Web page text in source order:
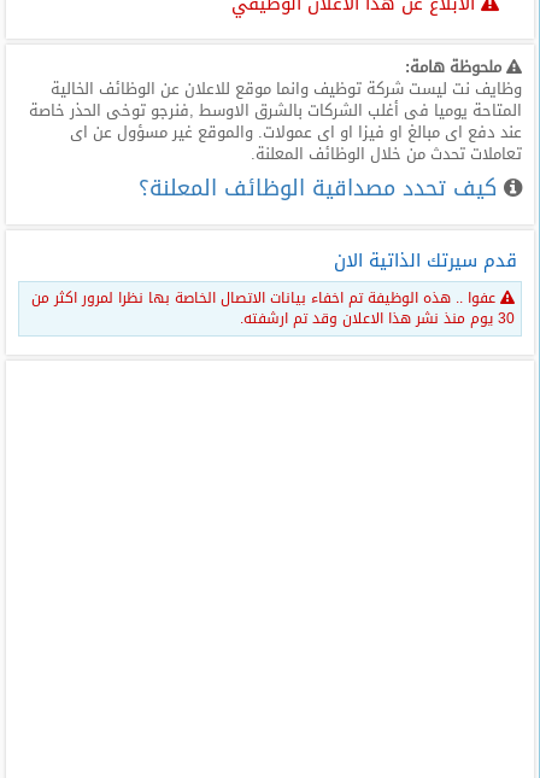
ملحوظة هامة:
وظايف نت ليست شركة توظيف وانما موقع للاعلان عن الوظائف الخالية
المتاحة يوميا فى أغلب الشركات بالشرق الاوسط ,فنرجو توخى الحذر خاصة
عند دفع اى مبالغ او فيزا او اى عمولات. والموقع غير مسؤول عن اى
تعاملات تحدث من خلال الوظائف المعلنة.
كيف تحدد مصداقية الوظائف المعلنة؟
قدم سيرتك الذاتية الان
عفوا .. هذه الوظيفة تم اخفاء بيانات الاتصال الخاصة بها نظرا لمرور اكثر من
30 يوم منذ نشر هذا الاعلان وقد تم ارشفته.